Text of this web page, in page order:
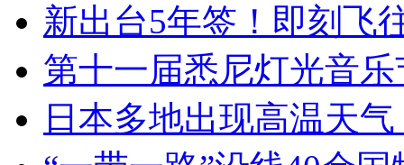
新出台5年签！即刻飞
第十一届悉尼灯光音
日本多地出现高温天